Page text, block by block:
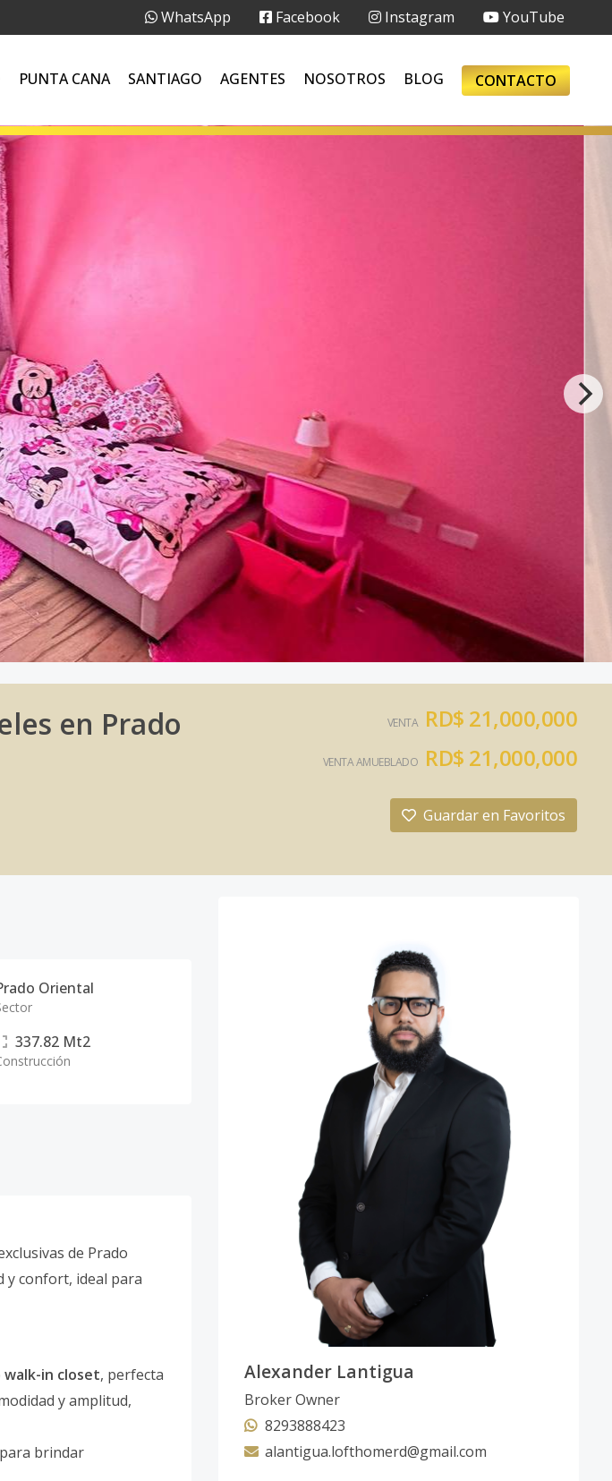
WhatsApp Facebook Instagram YouTube
PUNTA CANA SANTIAGO AGENTES NOSOTROS BLOG CONTACTO
en Prado
VENTA RD$ 21,000,000
VENTA AMUEBLADO RD$ 21,000,000
Guardar en Favoritos
Oriental
337.82 Mt2
de Prado
y confort, ideal para
walk-in closet, perfecta
y amplitud,
brindar
Alexander Lantigua
Broker Owner
8293888423
alantigua.lofthomerd@gmail.com